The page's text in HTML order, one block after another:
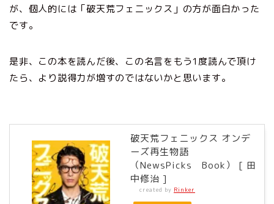
が、個人的には「破天荒フェニックス」の方が面白かった
です。
是非、この本を読んだ後、この名言をもう1度読んで頂け
たら、より説得力が増すのではないかと思います。
破天荒フェニックス オンデ
ーズ再生物語
（NewsPicks Book） [ 田
中修治 ]
created by Rinker